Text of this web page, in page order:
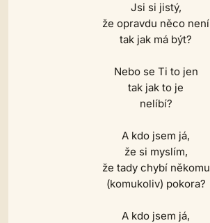
Jsi si jistý,
že opravdu něco není
tak jak má být?
Nebo se Ti to jen
tak jak to je
nelíbí?
A kdo jsem já,
že si myslím,
že tady chybí někomu
(komukoliv) pokora?
A kdo jsem já,